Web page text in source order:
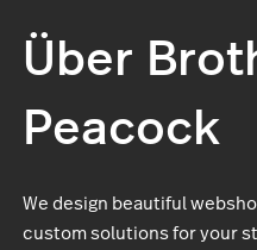
Über
Peacock
We design beautiful
custom solutions for your